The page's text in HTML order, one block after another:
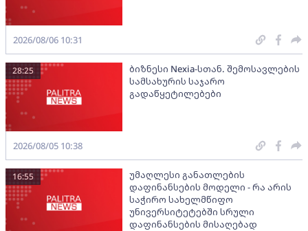
2026/08/06 10:31
ბიზნესი Nexia-სთან. შემოსავლების
სამსახურის საჯარო
გადაწყეტილებები
28:25
2026/08/05 10:38
უმაღლესი განათლების
დაფინანსების მოდელი - რა არის
საჭირო სახელმწიფო
უნივერსიტეტებში სრული
დაფინანსების მისაღებად
16:55